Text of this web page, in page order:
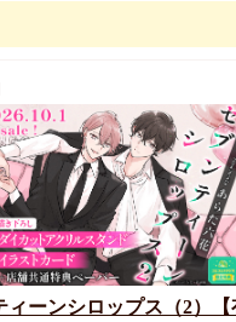
ィーンシロップス（2）【